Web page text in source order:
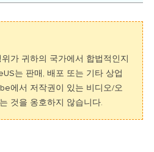
가 귀하의 국가에서 합법적인지
는 판매, 배포 또는 기타 상업
에서 저작권이 있는 비디오/오
것을 옹호하지 않습니다.